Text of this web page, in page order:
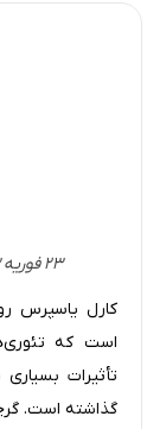
ب) کف‌نفس و
ج) طفره رفتن
اما در بحث از
۲۳ فوریه ۱۸۸۳ تا ۲۶ فوریه ۱۹۶۹ - آلمانی - سوئیسی
کارل یاسپرس
است که
تأثیرات
گذاشته است.